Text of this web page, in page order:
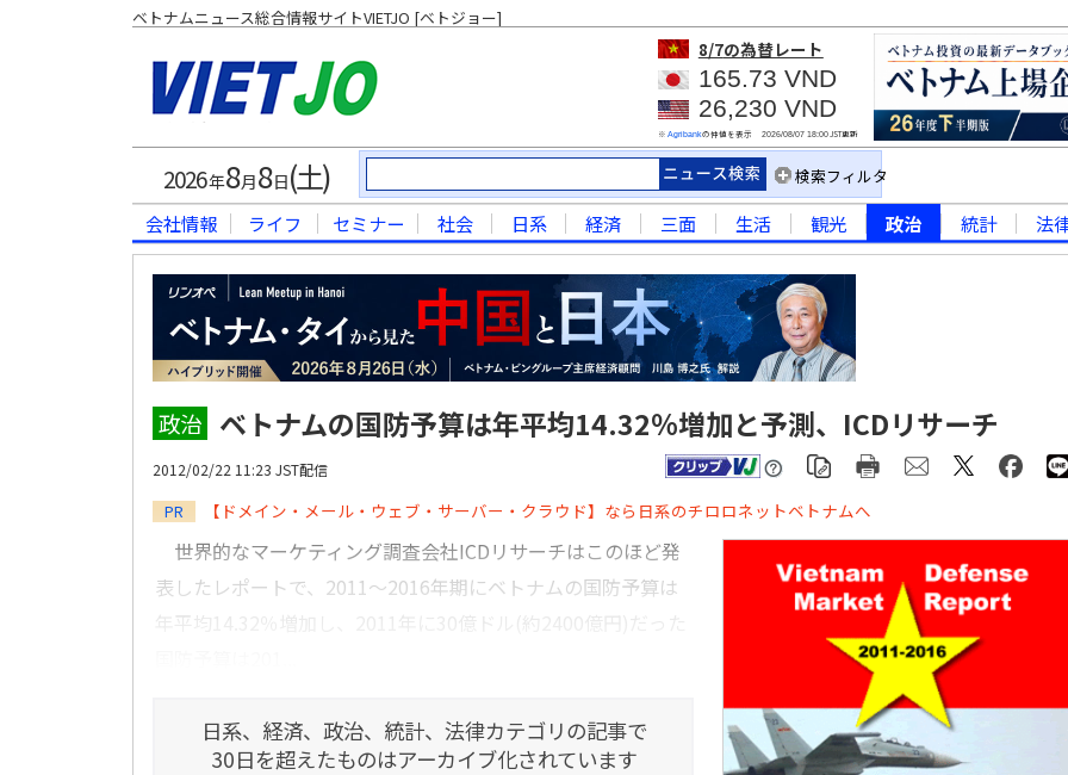
ベトナムニュース総合情報サイトVIETJO [ベトジョー]
8/7の為替レート
165.73 VND
26,230 VND
※ Agribankの仲値を表示 2026/08/07 18:00JST更新
2026年8月8日(土) 検索フィルタ
会社情報 ライフ セミナー 社会 日系 経済 三面 生活 観光 政治 統計 法
政治 ベトナムの国防予算は年平均14.32％増加と予測、ICDリサーチ
2012/02/22 11:23 JST配信
PR 【ドメイン・メール・ウェブ・サーバー・クラウド】なら日系のチロロネットベトナムへ
世界的なマーケティング調査会社ICDリサーチはこのほど発
表したレポートで、2011～2016年期にベトナムの国防予算は
日系、経済、政治、統計、法律カテゴリの記事で
30日を超えたものはアーカイブ化されています